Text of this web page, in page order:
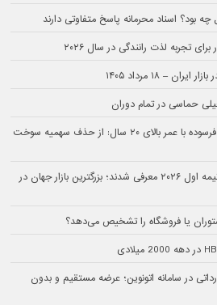
بود؟ اسناد محرمانه پاسخ متفاوتی دارند
– ۱۸ مرداد ۱۴۰۵
محدودیت‌های جدید خودروهای فرسوده با عمر بالای ۲۰ سال: از حذف سهمیه سوخت
پرفروش‌ترین خودروهای چین در نیمه اول ۲۰۲۶ معرفی شدند؛ بزرگترین بازار جهان در
یا فروشگاه را تشخیص می‌دهد؟
در سامانه اتونوین؛ عرضه مستقیم و بدون